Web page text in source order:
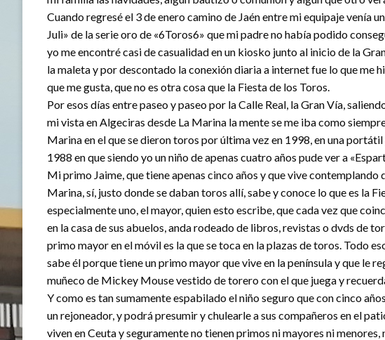
Cuando regresé el 3 de enero camino de Jaén entre mi equipaje venía
Juli» de la serie oro de «6Toros6» que mi padre no había podido
yo me encontré casi de casualidad en un kiosko junto al inicio de la
la maleta y por descontado la conexión diaria a internet fue lo que me
que me gusta, que no es otra cosa que la Fiesta de los Toros.
Por esos días entre paseo y paseo por la Calle Real, la Gran Vía,
mi vista en Algeciras desde La Marina la mente se me iba como
Marina en el que se dieron toros por última vez en 1998, en una
1988 en que siendo yo un niño de apenas cuatro años pude ver a
Mi primo Jaime, que tiene apenas cinco años y que vive
Marina, sí, justo donde se daban toros allí, sabe y conoce lo que es la
especialmente uno, el mayor, quien esto escribe, que cada vez que
en la casa de sus abuelos, anda rodeado de libros, revistas o dvds de
primo mayor en el móvil es la que se toca en la plazas de toros. Todo
sabe él porque tiene un primo mayor que vive en la península y que le
muñeco de Mickey Mouse vestido de torero con el que juega y
Y como es tan sumamente espabilado el niño seguro que con cinco
un rejoneador, y podrá presumir y chulearle a sus compañeros en el
viven en Ceuta y seguramente no tienen primos ni mayores ni menores,